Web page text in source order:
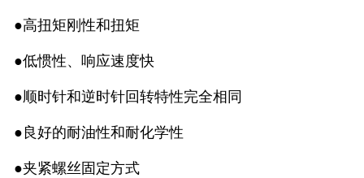
●高扭矩刚性和扭矩
●低惯性、响应速度快
●顺时针和逆时针回转特性完全相同
●良好的耐油性和耐化学性
●夹紧螺丝固定方式